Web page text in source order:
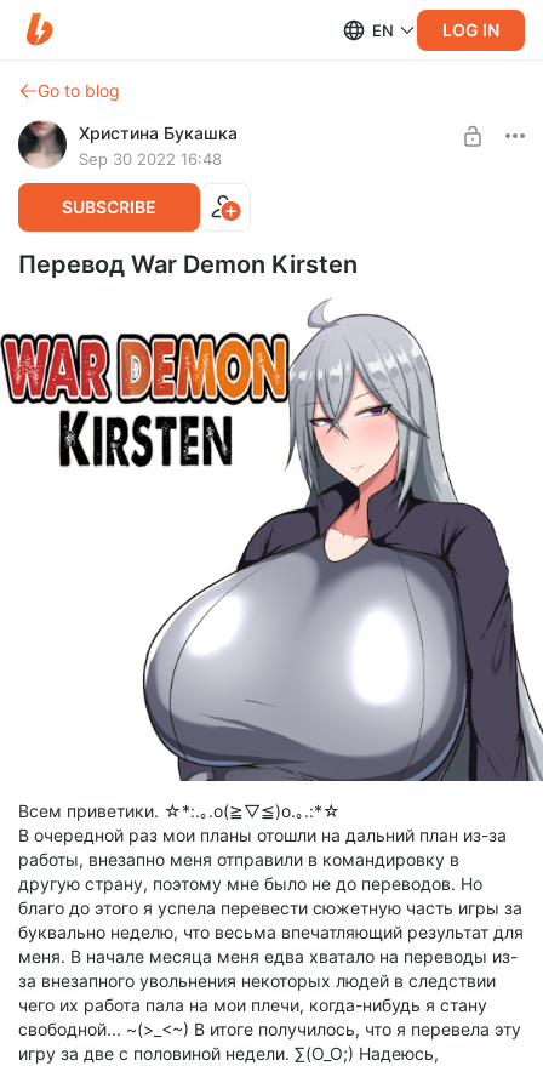
EN LOG IN
Go to blog
Христина Букашка
Sep 30 2022 16:48
SUBSCRIBE
Перевод War Demon Kirsten
Всем приветики. ☆*:.｡.o(≧▽≦)o.｡.:*☆
В очередной раз мои планы отошли на дальний план из-за
работы, внезапно меня отправили в командировку в
другую страну, поэтому мне было не до переводов. Но
благо до этого я успела перевести сюжетную часть игры за
буквально неделю, что весьма впечатляющий результат для
меня. В начале месяца меня едва хватало на переводы из-
за внезапного увольнения некоторых людей в следствии
чего их работа пала на мои плечи, когда-нибудь я стану
свободной... ~(>_<~) В итоге получилось, что я перевела эту
игру за две с половиной недели. ∑(O_O;) Надеюсь,